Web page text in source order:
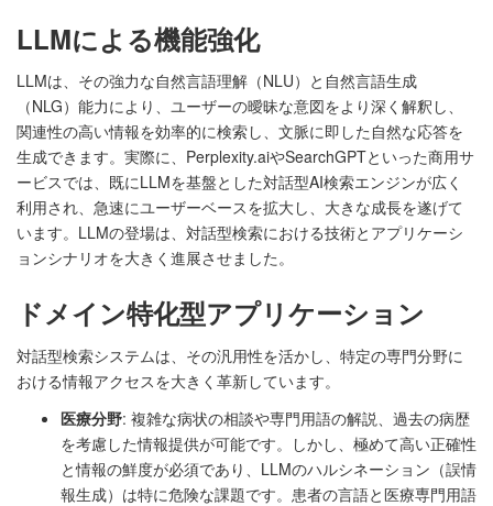
LLMによる機能強化
LLMは、その強力な自然言語理解（NLU）と自然言語生成
（NLG）能力により、ユーザーの曖昧な意図をより深く解釈し、
関連性の高い情報を効率的に検索し、文脈に即した自然な応答を
生成できます。実際に、Perplexity.aiやSearchGPTといった商用サ
ービスでは、既にLLMを基盤とした対話型AI検索エンジンが広く
利用され、急速にユーザーベースを拡大し、大きな成長を遂げて
います。LLMの登場は、対話型検索における技術とアプリケーシ
ョンシナリオを大きく進展させました。
ドメイン特化型アプリケーション
対話型検索システムは、その汎用性を活かし、特定の専門分野に
おける情報アクセスを大きく革新しています。
医療分野: 複雑な病状の相談や専門用語の解説、過去の病歴
を考慮した情報提供が可能です。しかし、極めて高い正確性
と情報の鮮度が必須であり、LLMのハルシネーション（誤情
報生成）は特に危険な課題です。患者の言語と医療専門用語